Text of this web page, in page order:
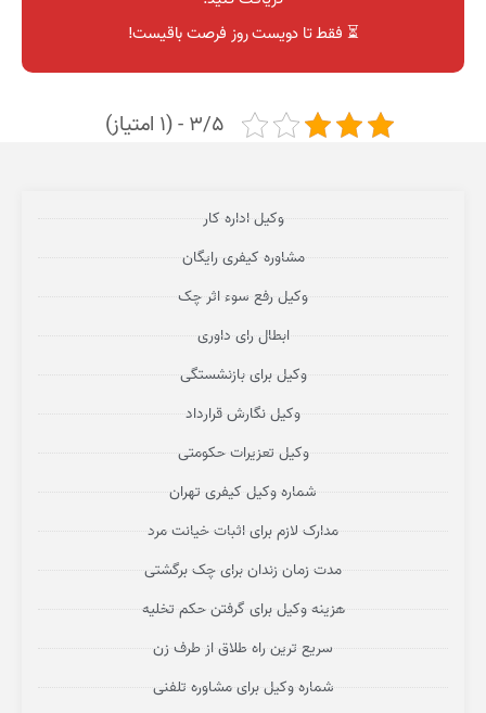
⏳ فقط تا دویست روز فرصت باقیست!
3/5 - (1 امتیاز)
وکیل اداره کار
مشاوره کیفری رایگان
وکیل رفع سوء اثر چک
ابطال رای داوری
وکیل برای بازنشستگی
وکیل نگارش قرارداد
وکیل تعزیرات حکومتی
شماره وکیل کیفری تهران
مدارک لازم برای اثبات خیانت مرد
مدت زمان زندان برای چک برگشتی
هزینه وکیل برای گرفتن حکم تخلیه
سریع ترین راه طلاق از طرف زن
شماره وکیل برای مشاوره تلفنی